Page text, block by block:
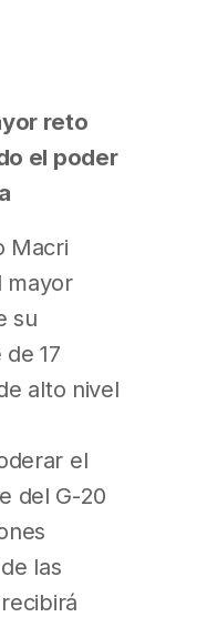
reto
el poder
Macri
mayor
su
17
alto nivel
el
del G-20
las